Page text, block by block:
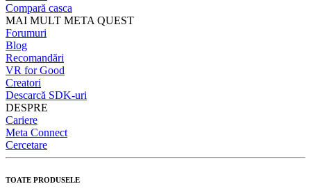
Compară casca
MAI MULT META QUEST
Forumuri
Blog
Recomandări
VR for Good
Creatori
Descarcă SDK-uri
DESPRE
Cariere
Meta Connect
Cercetare
TOATE PRODUSELE